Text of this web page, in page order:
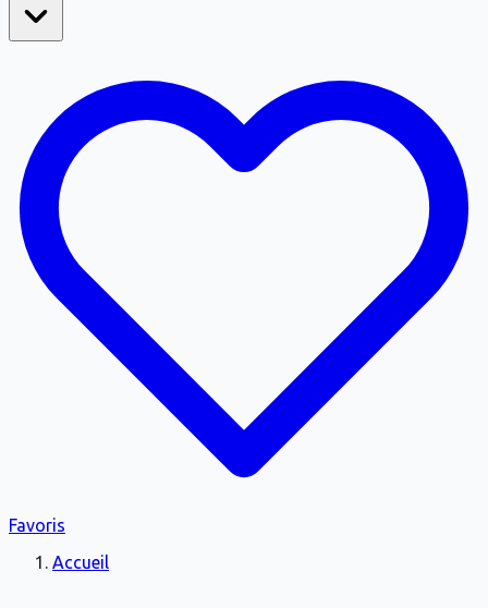
Favoris
Accueil